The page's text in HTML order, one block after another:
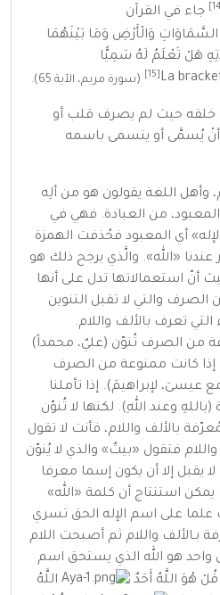
جاء في القرآن
وَالْأَرْضِ وَمَا بَيْنَهُمَا
هَلْ تَعْلَمُ لَهُ سَمِيًّا
( سورة مريم، الآية
خلقه حيث لم يصرف قلب أو
أنْ يُسمَّى أو يتسمى باسمه
وأهل اللغة يقولون هو من ألِه
من العبادة. فهي في
أي المعبود فحُذفت الهمزة
«الله». والَّذي يرجح ذلك هو
أنّ استعمالاتها تدل على أنها
الصرف والتي لا تقبل التنوين
تعرف بالألف واللام.
من الصرف تُنوّن (عليٌ، محمداً)
إذا كانت ممنوعة من الصرف
عيسىَ، لإبراهيمَ). إذا تأملنا
وعند اللهِ). لكنها لا تُنوّن
بالألف واللام، فأنت لا تقول
فتقول «بيتٌ» والذي لا يُنوّن
يقبل إلا أن يكون إسما معرفا
يمكن استنتاج أن كلمة «الله»
علما على اسم الإله الحق تسري
بـالألف واللام ثم أصبحت اللام
واحد هو الله الذي يستحق اسم
قُلْ هُوَ اللَّهُ أَحَدٌ
اللَّهُ